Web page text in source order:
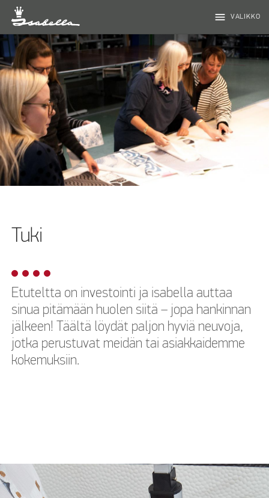
menu VALIKKO
Tuki
Etuteltta on investointi ja isabella auttaa
sinua pitämään huolen siitä – jopa hankinnan
jälkeen! Täältä löydät paljon hyviä neuvoja,
jotka perustuvat meidän tai asiakkaidemme
kokemuksiin.